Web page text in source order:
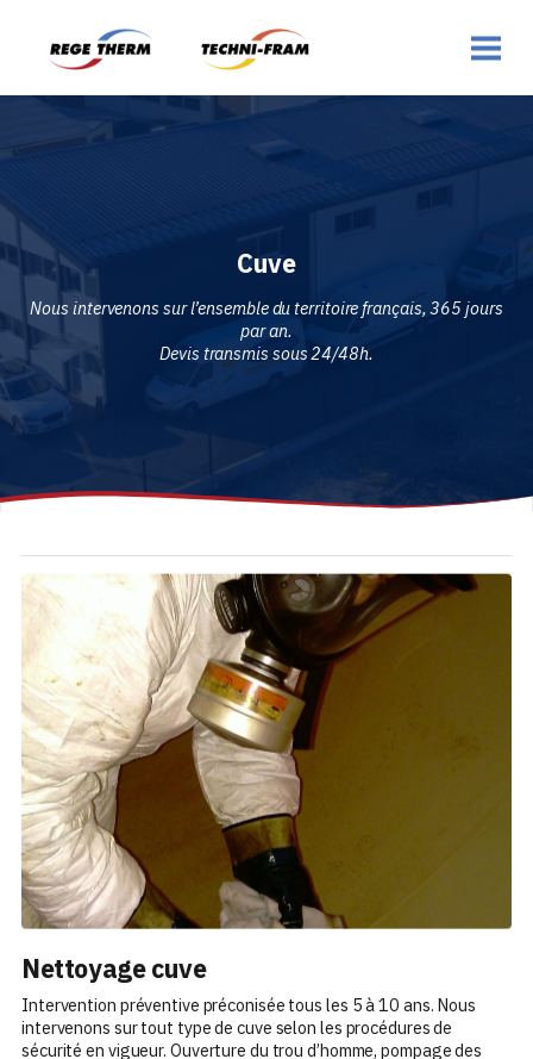
Cuve
Nous intervenons sur l’ensemble du territoire français, 365 jours
par an.
Devis transmis sous 24/48h.
Nettoyage cuve
Intervention préventive préconisée tous les 5 à 10 ans. Nous
intervenons sur tout type de cuve selon les procédures de
sécurité en vigueur. Ouverture du trou d’homme, pompage des